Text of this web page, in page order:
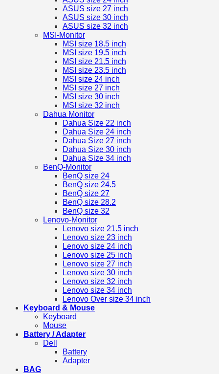
ASUS size 27 inch
ASUS size 30 inch
ASUS size 32 inch
MSI-Monitor
MSI size 18.5 inch
MSI size 19.5 inch
MSI size 21.5 inch
MSI size 23.5 inch
MSI size 24 inch
MSI size 27 inch
MSI size 30 inch
MSI size 32 inch
Dahua Monitor
Dahua Size 22 inch
Dahua Size 24 inch
Dahua Size 27 inch
Dahua Size 30 inch
Dahua Size 34 inch
BenQ-Monitor
BenQ size 24
BenQ size 24.5
BenQ size 27
BenQ size 28.2
BenQ size 32
Lenovo-Monitor
Lenovo size 21.5 inch
Lenovo size 23 inch
Lenovo size 24 inch
Lenovo size 25 inch
Lenovo size 27 inch
Lenovo size 30 inch
Lenovo size 32 inch
Lenovo size 34 inch
Lenovo Over size 34 inch
Keyboard & Mouse
Keyboard
Mouse
Battery / Adapter
Dell
Battery
Adapter
BAG